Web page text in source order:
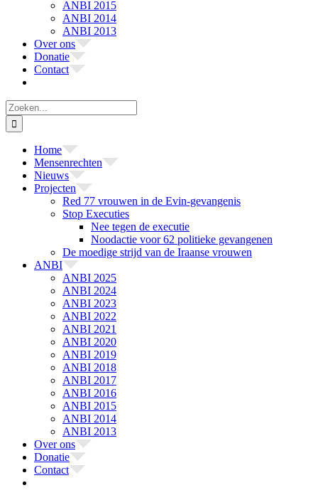
ANBI 2015
ANBI 2014
ANBI 2013
Over ons
Donatie
Contact
Zoeken
naar:
Home
Mensenrechten
Nieuws
Projecten
Red 77 vrouwen in de Evin-gevangenis
Stop Executies
Nee tegen de executie
Noodactie voor 62 politieke gevangenen
De moedige strijd van de Iraanse vrouwen
ANBI
ANBI 2025
ANBI 2024
ANBI 2023
ANBI 2022
ANBI 2021
ANBI 2020
ANBI 2019
ANBI 2018
ANBI 2017
ANBI 2016
ANBI 2015
ANBI 2014
ANBI 2013
Over ons
Donatie
Contact